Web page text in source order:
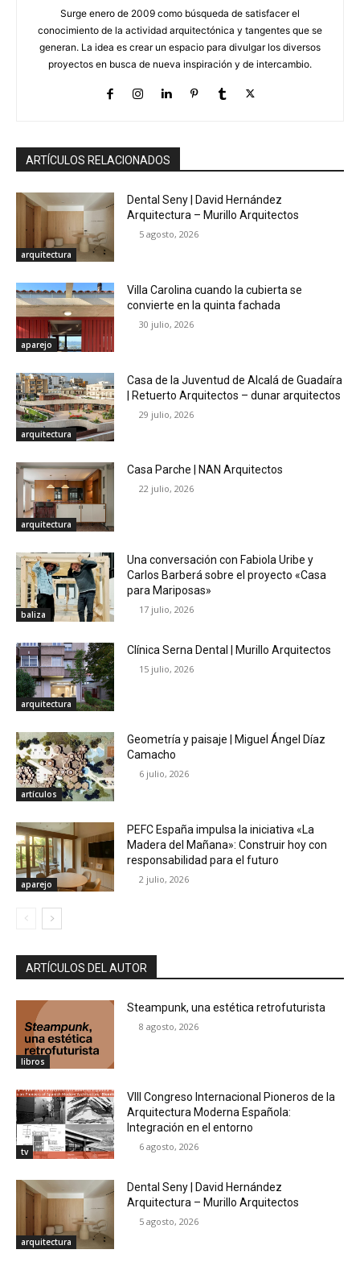
Surge enero de 2009 como búsqueda de satisfacer el
conocimiento de la actividad arquitectónica y tangentes que se
generan. La idea es crear un espacio para divulgar los diversos
proyectos en busca de nueva inspiración y de intercambio.
ARTÍCULOS RELACIONADOS
arquitectura
Dental Seny | David Hernández
Arquitectura – Murillo Arquitectos
5 agosto, 2026
aparejo
Villa Carolina cuando la cubierta se
convierte en la quinta fachada
30 julio, 2026
arquitectura
Casa de la Juventud de Alcalá de Guadaíra
| Retuerto Arquitectos – dunar arquitectos
29 julio, 2026
arquitectura
Casa Parche | NAN Arquitectos
22 julio, 2026
baliza
Una conversación con Fabiola Uribe y
Carlos Barberá sobre el proyecto «Casa
para Mariposas»
17 julio, 2026
arquitectura
Clínica Serna Dental | Murillo Arquitectos
15 julio, 2026
artículos
Geometría y paisaje | Miguel Ángel Díaz
Camacho
6 julio, 2026
aparejo
PEFC España impulsa la iniciativa «La
Madera del Mañana»: Construir hoy con
responsabilidad para el futuro
2 julio, 2026
ARTÍCULOS DEL AUTOR
libros
Steampunk, una estética retrofuturista
8 agosto, 2026
tv
VIII Congreso Internacional Pioneros de la
Arquitectura Moderna Española:
Integración en el entorno
6 agosto, 2026
arquitectura
Dental Seny | David Hernández
Arquitectura – Murillo Arquitectos
5 agosto, 2026